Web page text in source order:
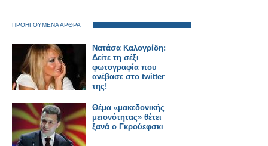
ΠΡΟΗΓΟΥΜΕΝΑ ΑΡΘΡΑ
Νατάσα Καλογρίδη:
Δείτε τη σέξι
φωτογραφία που
ανέβασε στο twitter
της!
Θέμα «μακεδονικής
μειονότητας» θέτει
ξανά ο Γκρούεφσκι